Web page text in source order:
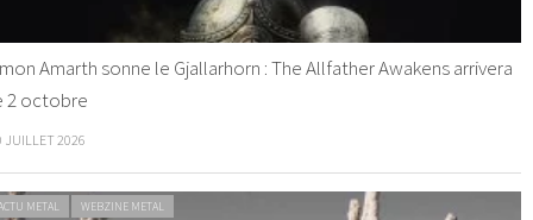
Amarth sonne le Gjallarhorn : The Allfather Awakens arrivera
2 octobre
JUILLET 2026
METAL WEBZINE METAL